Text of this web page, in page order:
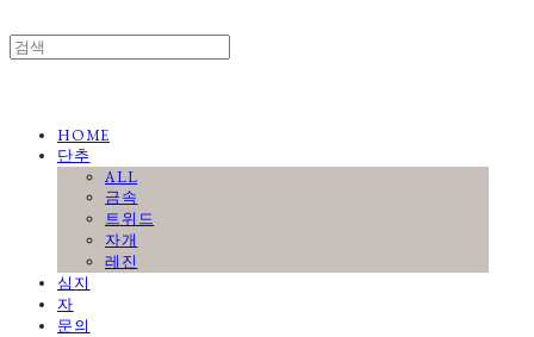
HOME
단추
ALL
금속
트위드
자개
레진
심지
자
문의